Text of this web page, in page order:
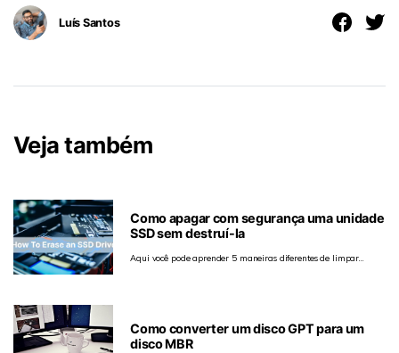
Luís Santos
Veja também
Como apagar com segurança uma unidade
SSD sem destruí-la
Aqui você pode aprender 5 maneiras diferentes de limpar
Como converter um disco GPT para um
disco MBR